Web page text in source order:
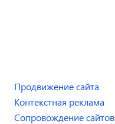
Продвижение сайта
Контекстная реклама
Сопровождение сайтов